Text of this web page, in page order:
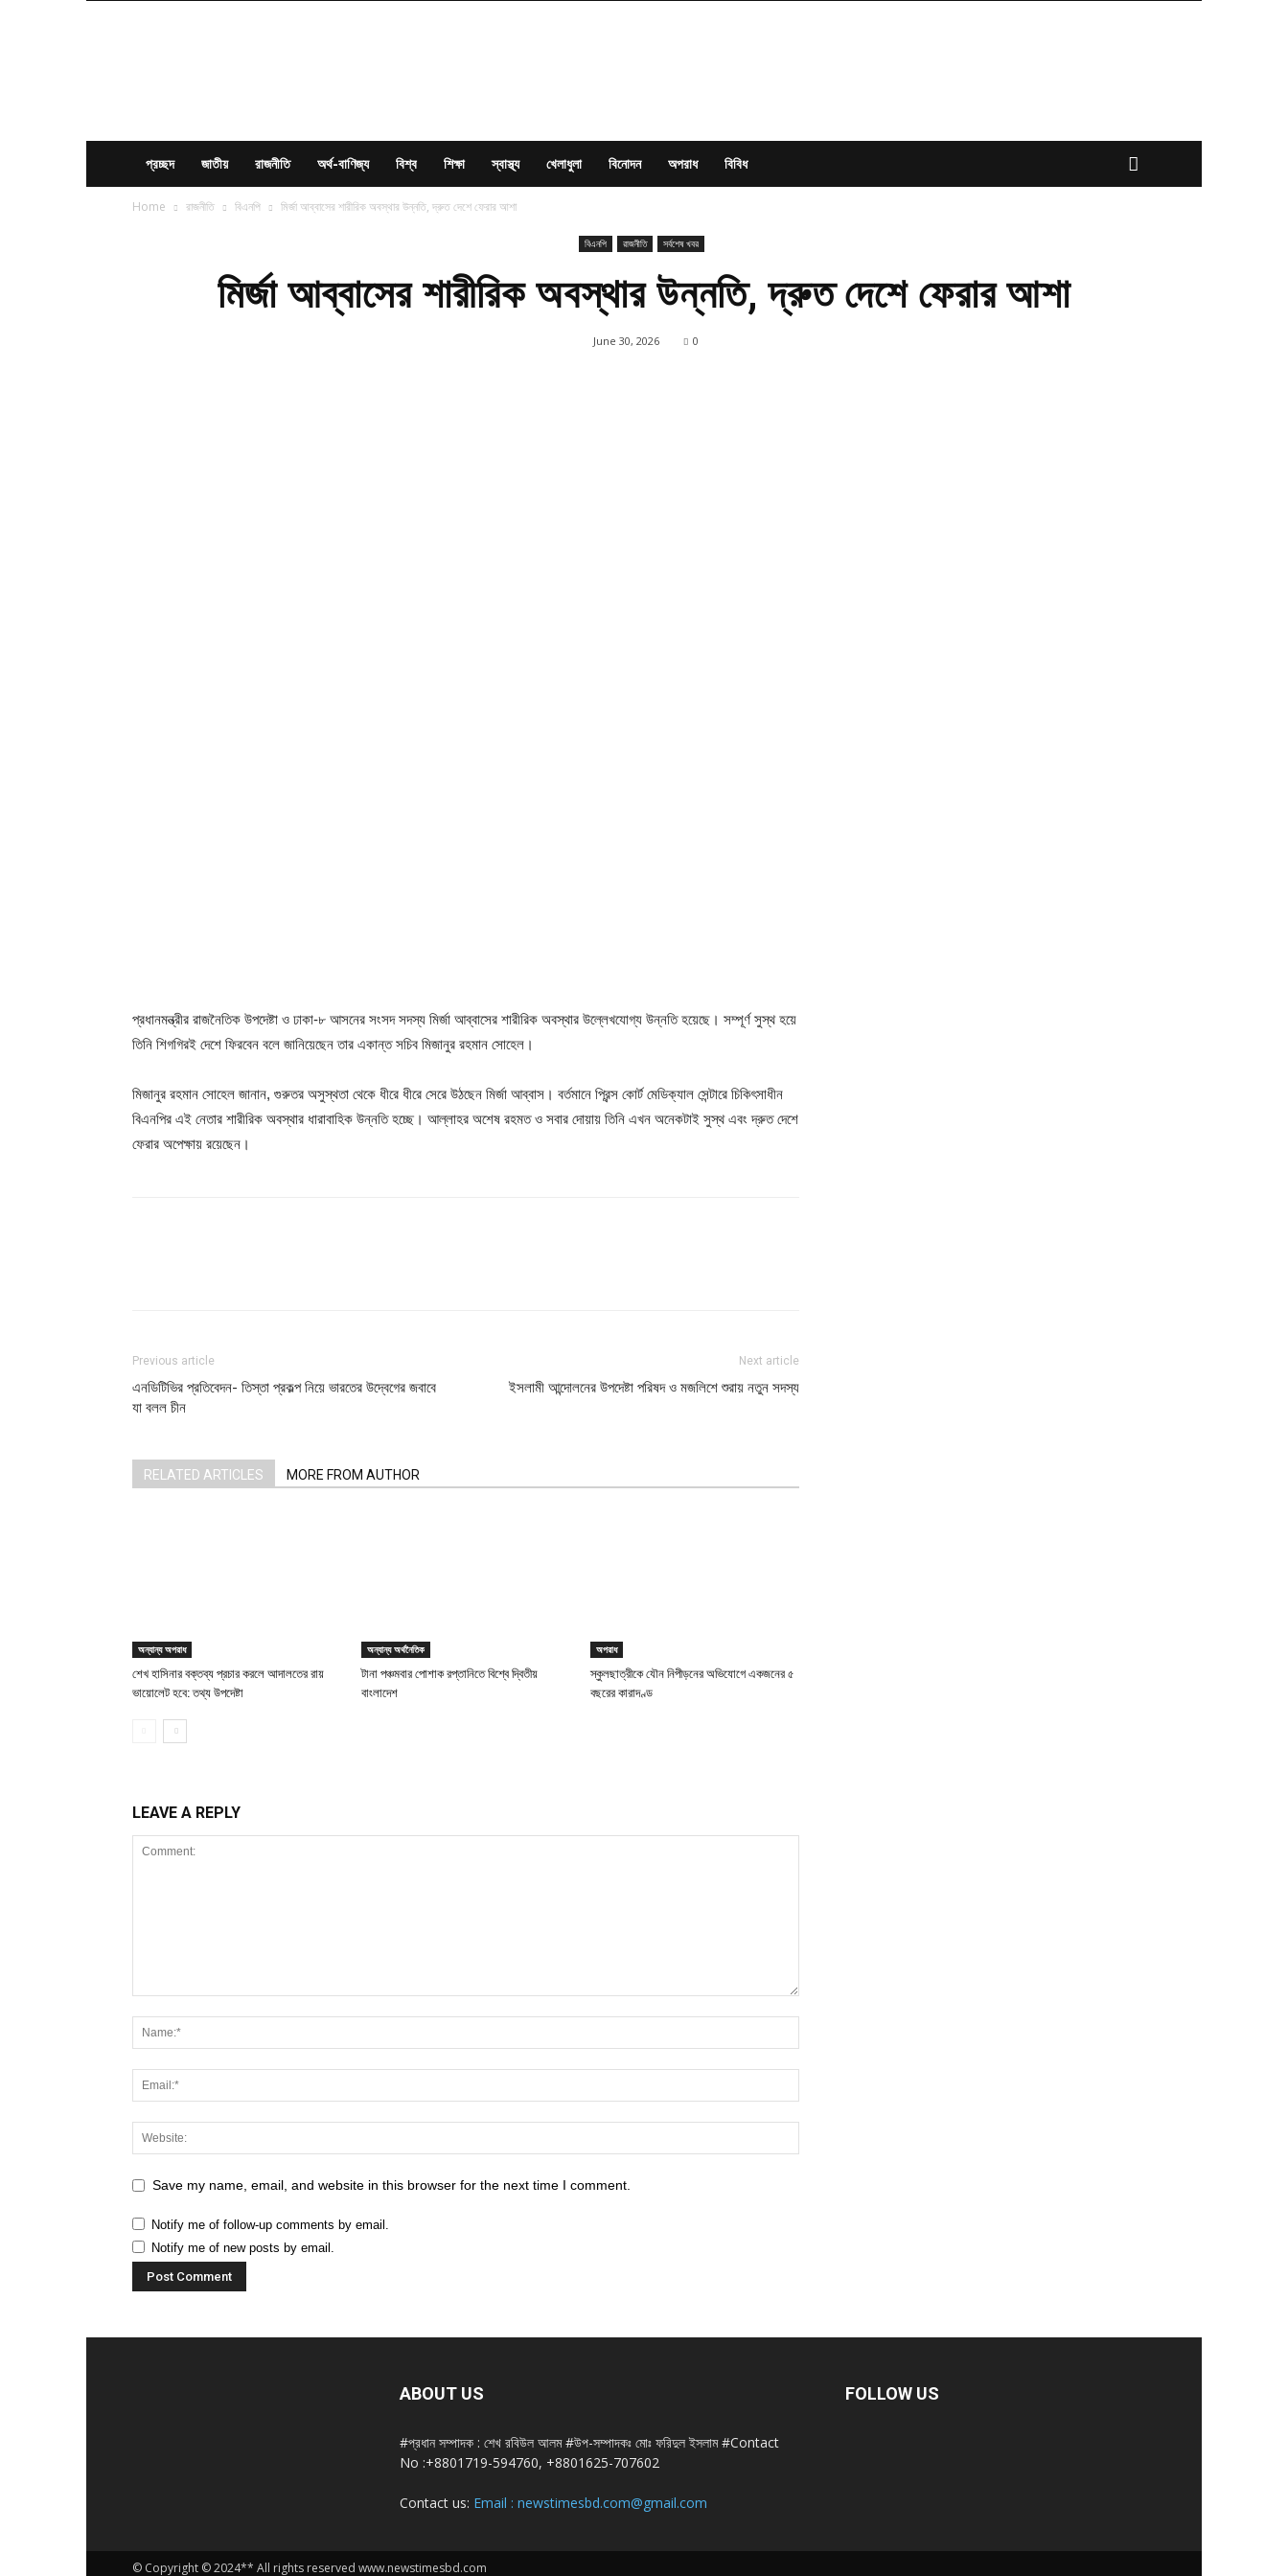
প্রচ্ছদ জাতীয় রাজনীতি অর্থ-বাণিজ্য বিশ্ব শিক্ষা স্বাস্থ্য খেলাধুলা বিনোদন অপরাধ বিবিধ
Home রাজনীতি বিএনপি মির্জা আব্বাসের শারীরিক অবস্থার উন্নতি, দ্রুত দেশে ফেরার আশা
বিএনপি রাজনীতি সর্বশেষ খবর
মির্জা আব্বাসের শারীরিক অবস্থার উন্নতি, দ্রুত দেশে ফেরার আশা
June 30, 2026 0
প্রধানমন্ত্রীর রাজনৈতিক উপদেষ্টা ও ঢাকা-৮ আসনের সংসদ সদস্য মির্জা আব্বাসের শারীরিক অবস্থার উল্লেখযোগ্য উন্নতি হয়েছে। সম্পূর্ণ সুস্থ হয়ে
তিনি শিগগিরই দেশে ফিরবেন বলে জানিয়েছেন তার একান্ত সচিব মিজানুর রহমান সোহেল।
মিজানুর রহমান সোহেল জানান, গুরুতর অসুস্থতা থেকে ধীরে ধীরে সেরে উঠছেন মির্জা আব্বাস। বর্তমানে প্রিন্স কোর্ট মেডিক্যাল সেন্টারে চিকিৎসাধীন
বিএনপির এই নেতার শারীরিক অবস্থার ধারাবাহিক উন্নতি হচ্ছে। আল্লাহর অশেষ রহমত ও সবার দোয়ায় তিনি এখন অনেকটাই সুস্থ এবং দ্রুত দেশে
ফেরার অপেক্ষায় রয়েছেন।
Previous article
এনডিটিভির প্রতিবেদন- তিস্তা প্রকল্প নিয়ে ভারতের উদ্বেগের জবাবে
যা বলল চীন
Next article
ইসলামী আন্দোলনের উপদেষ্টা পরিষদ ও মজলিশে শুরায় নতুন সদস্য
RELATED ARTICLES MORE FROM AUTHOR
অন্যান্য অপরাধ
শেখ হাসিনার বক্তব্য প্রচার করলে আদালতের রায়
ভায়োলেট হবে: তথ্য উপদেষ্টা
অন্যান্য অর্থনৈতিক
টানা পঞ্চমবার পোশাক রপ্তানিতে বিশ্বে দ্বিতীয়
বাংলাদেশ
অপরাধ
স্কুলছাত্রীকে যৌন নিপীড়নের অভিযোগে একজনের ৫
বছরের কারাদণ্ড
LEAVE A REPLY
Save my name, email, and website in this browser for the next time I comment.
Notify me of follow-up comments by email.
Notify me of new posts by email.
ABOUT US
#প্রধান সম্পাদক : শেখ রবিউল আলম #উপ-সম্পাদকঃ মোঃ ফরিদুল ইসলাম #Contact
No :+8801719-594760, +8801625-707602
Contact us: Email : newstimesbd.com@gmail.com
FOLLOW US
© Copyright © 2024** All rights reserved www.newstimesbd.com